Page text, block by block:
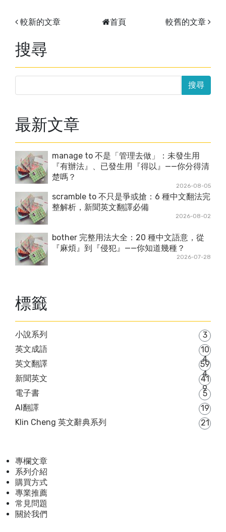
較新的文章 較舊的文章
首頁
搜尋
最新文章
manage to 不是「管理去做」：未發生用
『有辦法』、已發生用『得以』——你分得清
楚嗎？
2026-08-05
scramble to 不只是爭或搶：6 種中文翻法完
整解析，新聞英文翻譯必備
2026-08-02
bother 完整用法大全：20 種中文語意，從
『麻煩』到『侵犯』——你知道幾種？
2026-07-28
標籤
小說系列
3
英文成語
10
4
英文翻譯
59
4
新聞英文
41
9
電子書
5
AI翻譯
19
Klin Cheng 英文辭典系列
21
專欄文章
系列介紹
購買方式
專業推薦
常見問題
關於我們